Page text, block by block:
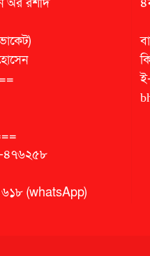
৪৭৬২৫৮
(whatsApp)